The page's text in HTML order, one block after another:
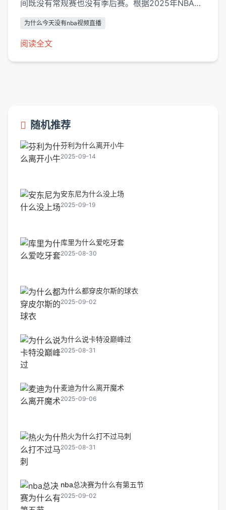
间既没有常规赛也没有季后赛。根据2025年NBA官
与新赛季训练营开始（9月25日）之间的真空期。联
盟运营总裁马克·塔图姆在《体育商业周刊》采访中
口，也是转...
为什么今天没有nba视频直播
阅读全文
随机推荐
芬利为什么离开小牛
2025-09-14
安东尼为什么没上场
2025-09-19
库里为什么爱吃牙套
2025-08-30
为什么都穿皮尔斯的球衣
2025-09-02
为什么说卡特没巅峰过
2025-08-31
麦迪为什么离开魔术
2025-09-06
热火为什么打不过马刺
2025-08-31
nba总决赛为什么有第五节
2025-09-02